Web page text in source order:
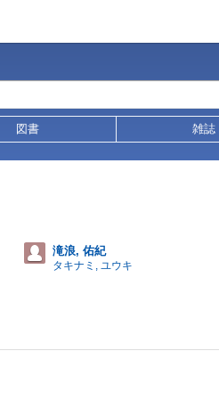
図書 雑誌
滝浪, 佑紀
タキナミ, ユウキ